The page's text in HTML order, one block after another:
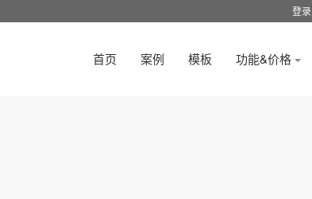
登录
首页 案例 模板 功能&价格